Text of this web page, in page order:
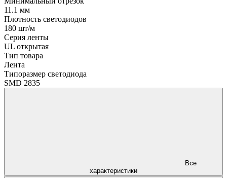
11.1 мм
Плотность светодиодов
180 шт/м
Серия ленты
UL открытая
Тип товара
Лента
Типоразмер светодиода
SMD 2835
характеристики